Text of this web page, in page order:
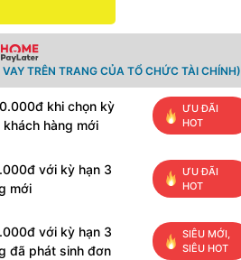
TRÊN TRANG CỦA TỔ CHỨC TÀI CHÍNH)
khi chọn kỳ
khách hàng mới
ƯU ĐÃI
HOT
với kỳ hạn 3
mới
ƯU ĐÃI
HOT
với kỳ hạn 3
đã phát sinh đơn
SIÊU MỚI,
SIÊU HOT